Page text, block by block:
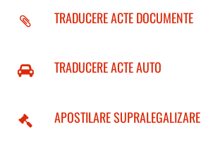
TRADUCERE ACTE DOCUMENTE
TRADUCERE ACTE AUTO
APOSTILARE SUPRALEGALIZARE